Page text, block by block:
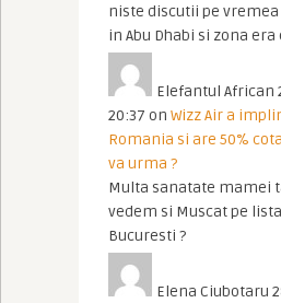
niste discutii pe vremea
in Abu Dhabi si zona
Elefantul African
20:37 on Wizz Air a
Romania si are 50%
va urma ?
Multa sanatate mamei
vedem si Muscat pe
Bucuresti ?
Elena Ciubotaru